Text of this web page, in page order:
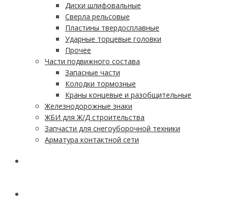
Диски шлифовальные
Сверла рельсовые
Пластины твердосплавные
Ударные торцевые головки
Прочее
Части подвижного состава
Запасные части
Колодки тормозные
Краны концевые и разобщительные
Железнодорожные знаки
ЖБИ для Ж/Д строительства
Запчасти для снегоуборочной техники
Арматура контактной сети